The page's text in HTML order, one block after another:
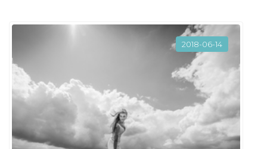
2018-06-14